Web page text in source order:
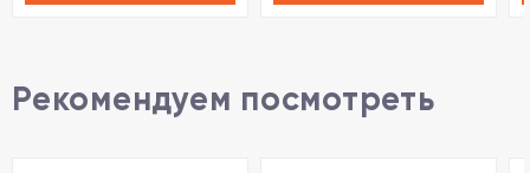
Рекомендуем посмотреть